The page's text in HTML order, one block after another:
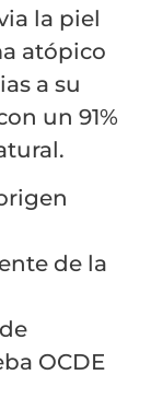
la piel
atópico
a su
un 91%
de la
OCDE